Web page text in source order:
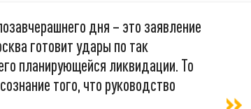
дня – это заявление
готовит удары по так
планирующейся ликвидации. То
того, что руководство